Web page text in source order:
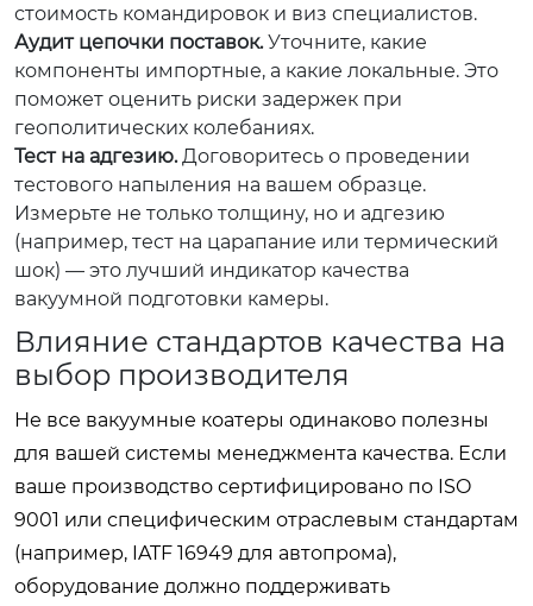
стоимость командировок и виз специалистов.
Аудит цепочки поставок.Уточните, какие
компоненты импортные, а какие локальные. Это
поможет оценить риски задержек при
геополитических колебаниях.
Тест на адгезию.Договоритесь о проведении
тестового напыления на вашем образце.
Измерьте не только толщину, но и адгезию
(например, тест на царапание или термический
шок) — это лучший индикатор качества
вакуумной подготовки камеры.
Влияние стандартов качества на
выбор производителя
Не все вакуумные коатеры одинаково полезны
для вашей системы менеджмента качества. Если
ваше производство сертифицировано по ISO
9001 или специфическим отраслевым стандартам
(например, IATF 16949 для автопрома),
оборудование должно поддерживать